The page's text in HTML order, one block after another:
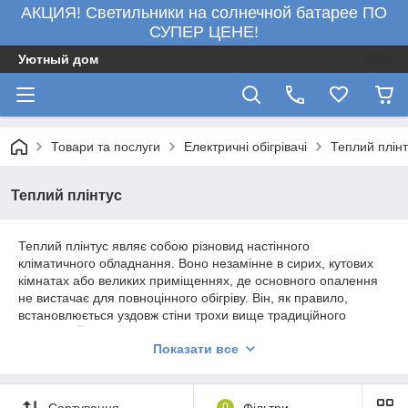
АКЦИЯ! Светильники на солнечной батарее ПО
СУПЕР ЦЕНЕ!
Уютный дом
Товари та послуги Електричні обігрівачі Теплий
Теплий плінтус
Теплий плінтус являє собою різновид настінного
кліматичного обладнання. Воно незамінне в сирих, кутових
кімнатах або великих приміщеннях, де основного опалення
не вистачає для повноцінного обігріву. Він, як правило,
встановлюється уздовж стіни трохи вище традиційного
чого прогрівається повітря у всьому приміщенні. У нашому
обладнання та комплектуючих до нього.
Показати все